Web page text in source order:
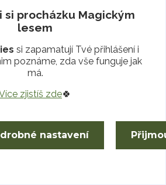
achát křemen s rutilem
si procházku Magickým
lesem
si zapamatují Tvé přihlášení i
poznáme, zda vše funguje jak
má.
zjistíš zde🍀
nastavení